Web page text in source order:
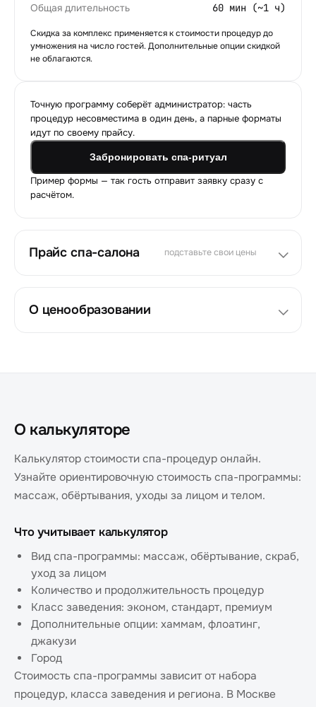
Общая длительность
60 мин (~1 ч)
Скидка за комплекс применяется к стоимости процедур до
умножения на число гостей. Дополнительные опции скидкой
не облагаются.
Точную программу соберёт администратор: часть
процедур несовместима в один день, а парные форматы
идут по своему прайсу.
Забронировать спа-ритуал
Пример формы — так гость отправит заявку сразу с
расчётом.
Прайс спа-салона подставьте свои цены
О ценообразовании
О калькуляторе
Калькулятор стоимости спа-процедур онлайн.
Узнайте ориентировочную стоимость спа-программы:
массаж, обёртывания, уходы за лицом и телом.
Что учитывает калькулятор
Вид спа-программы: массаж, обёртывание, скраб,
уход за лицом
Количество и продолжительность процедур
Класс заведения: эконом, стандарт, премиум
Дополнительные опции: хаммам, флоатинг,
джакузи
Город
Стоимость спа-программы зависит от набора
процедур, класса заведения и региона. В Москве